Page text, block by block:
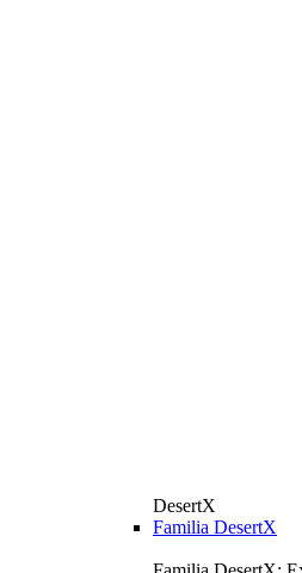
DesertX
Familia DesertX